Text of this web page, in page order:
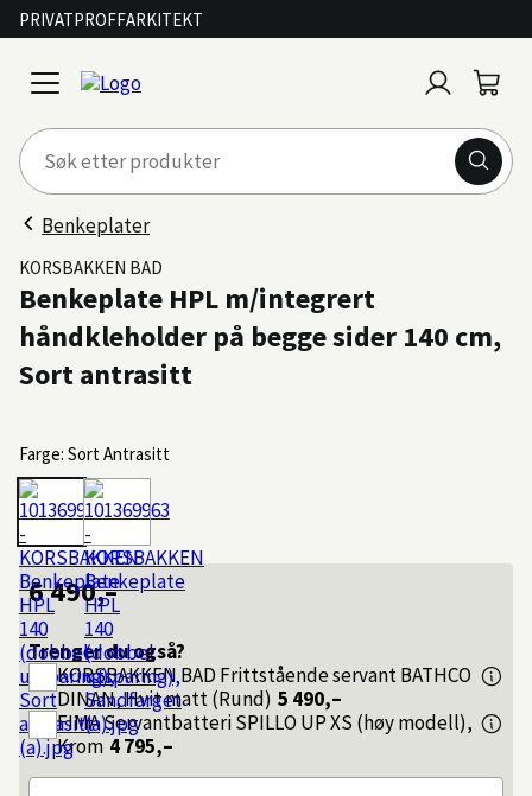
PRIVATPROFFARKITEKT
open
menu
inn
Benkeplater
KORSBAKKEN BAD
Benkeplate HPL m/integrert
håndkleholder på begge sider 140 cm,
Sort antrasitt
Farge: Sort Antrasitt
6 490,–
Trenger du også?
KORSBAKKEN BAD Frittstående servant BATHCO
DINAN, Hvit matt (Rund) 5 490,–
FIMAServantbatteri SPILLO UP XS (høy modell),
Krom 4 795,–